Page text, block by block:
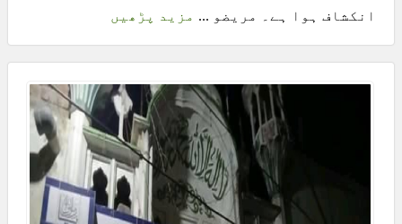
انکشاف ہوا ہے۔ مریضو ... مزید پڑھیں